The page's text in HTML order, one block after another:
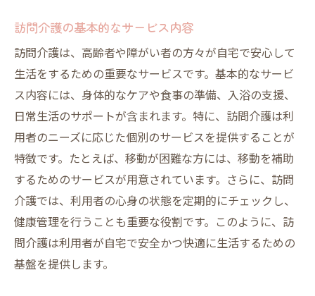
訪問介護におけるリスク管理
訪問介護スタッフの安全教育と研修
利用者の健康状態のモニタリング方法
安全な介護環境を作るためのツール
訪問介護での事故防止策
地域の安全ネットワークを強化する訪問介護の
役割
訪問介護と地域連携の重要性
地域社会が求める訪問介護の役割
訪問介護が地域安全に与える影響
訪問介護と地域コミュニティのつながり
訪問介護の基本的なサービス内容
訪問介護は、高齢者や障がい者の方々が自宅で安心して
生活をするための重要なサービスです。基本的なサービ
ス内容には、身体的なケアや食事の準備、入浴の支援、
日常生活のサポートが含まれます。特に、訪問介護は利
用者のニーズに応じた個別のサービスを提供することが
特徴です。たとえば、移動が困難な方には、移動を補助
するためのサービスが用意されています。さらに、訪問
介護では、利用者の心身の状態を定期的にチェックし、
健康管理を行うことも重要な役割です。このように、訪
問介護は利用者が自宅で安全かつ快適に生活するための
基盤を提供します。